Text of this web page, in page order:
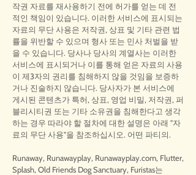
작권 자료를 재사용하기 전에 허가를 얻는 데 전
적인 책임이 있습니다. 이러한 서비스에 표시되는
자료의 무단 사용은 저작권, 상표 및 기타 관련 법
률을 위반할 수 있으며 형사 또는 민사 처벌을 받
을 수 있습니다. 당사나 당사의 계열사는 이러한
서비스에 표시되거나 이를 통해 얻은 자료의 사용
이 제3자의 권리를 침해하지 않을 것임을 보증하
거나 진술하지 않습니다. 당사자가 본 서비스에
게시된 콘텐츠가 특허, 상표, 영업 비밀, 저작권, 퍼
블리시티권 또는 기타 소유권을 침해한다고 생각
하는 경우 따라야 할 절차에 대한 설명은 아래 "자
료의 무단 사용"을 참조하십시오. 어떤 파티의.
Runaway, Runawayplay, Runawayplay.com, Flutter,
Splash, Old Friends Dog Sanctuary, Furistas는